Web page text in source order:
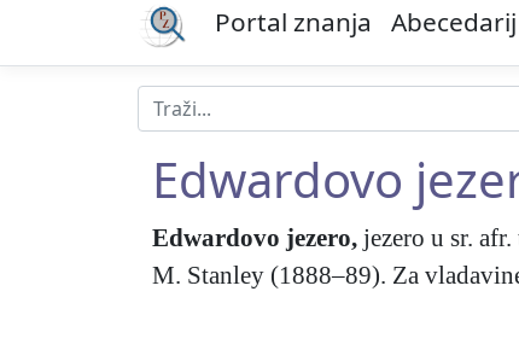
Portal znanja Abecedarij
Edwardovo
Edwardovo jezero, jezero u sr.
M. Stanley (1888–89). Za